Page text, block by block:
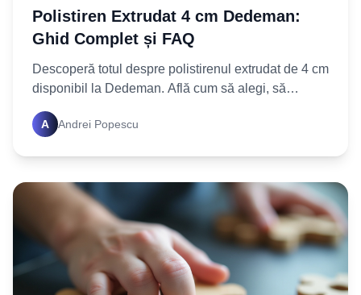
Polistiren Extrudat 4 cm Dedeman:
Ghid Complet și FAQ
Descoperă totul despre polistirenul extrudat de 4 cm
disponibil la Dedeman. Află cum să alegi, să
termică.
A Andrei Popescu